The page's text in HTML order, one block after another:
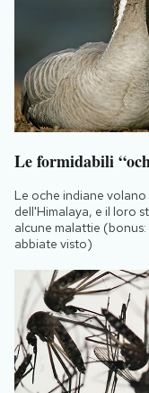
Le formidabili
Le oche indiane
dell'Himalaya, e il loro
alcune malattie
abbiate visto)